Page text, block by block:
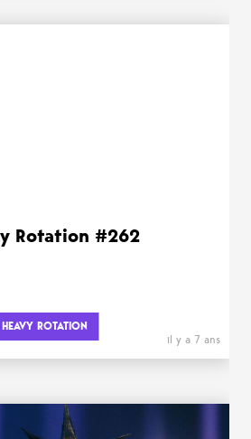
Rotation #262
HEAVY ROTATION
il y a 7 ans